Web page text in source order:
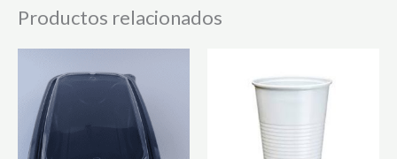
Productos relacionados